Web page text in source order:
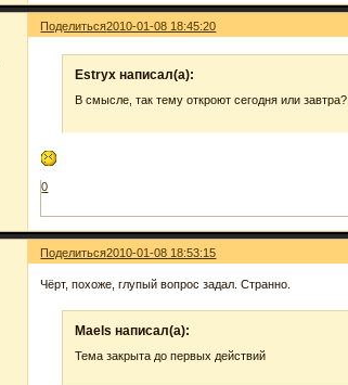
Поделиться2010-01-08 18:45:20
Estryx написал(а):
В смысле, так тему откроют сегодня или завтра?
0
Поделиться2010-01-08 18:53:15
Чёрт, похоже, глупый вопрос задал. Странно.
Maels написал(а):
Тема закрыта до первых действий